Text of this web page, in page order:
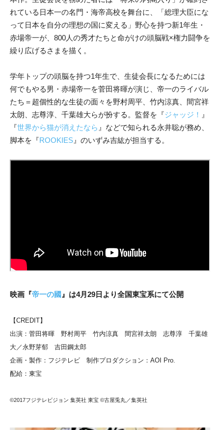
れている日本一の名門・海帝高校を舞台に、「総理大臣にな
って日本を自分の理想の国に変える」野心を持つ新1年生・
赤場帝一が、800人の秀才たちと命がけの頭脳戦×権力闘争を
繰り広げるさまを描く。
学年トップの頭脳を持つ1年生で、生徒会長になるためには
何でもやる男・赤場帝一を菅田将暉が演じ、帝一のライバル
たち＝超個性的な生徒の面々を野村周平、竹内涼真、間宮祥
太朗、志尊淳、千葉雄大らが扮する。監督を『ジャッジ！ 』
『世界から猫が消えたなら 』などで知られる永井聡が務め、
脚本を『ROOKIES 』のいずみ吉紘が担当する。
映画『帝一の國 』は4月29日より全国東宝系にて公開
【CREDIT】
出演：菅田将暉 野村周平 竹内涼真 間宮祥太朗 志尊淳 千葉雄
大／永野芽郁 吉田鋼太郎
企画・製作：フジテレビ 制作プロダクション：AOI Pro.
配給：東宝
©2017フジテレビジョン 集英社 東宝 ©古屋兎丸／集英社